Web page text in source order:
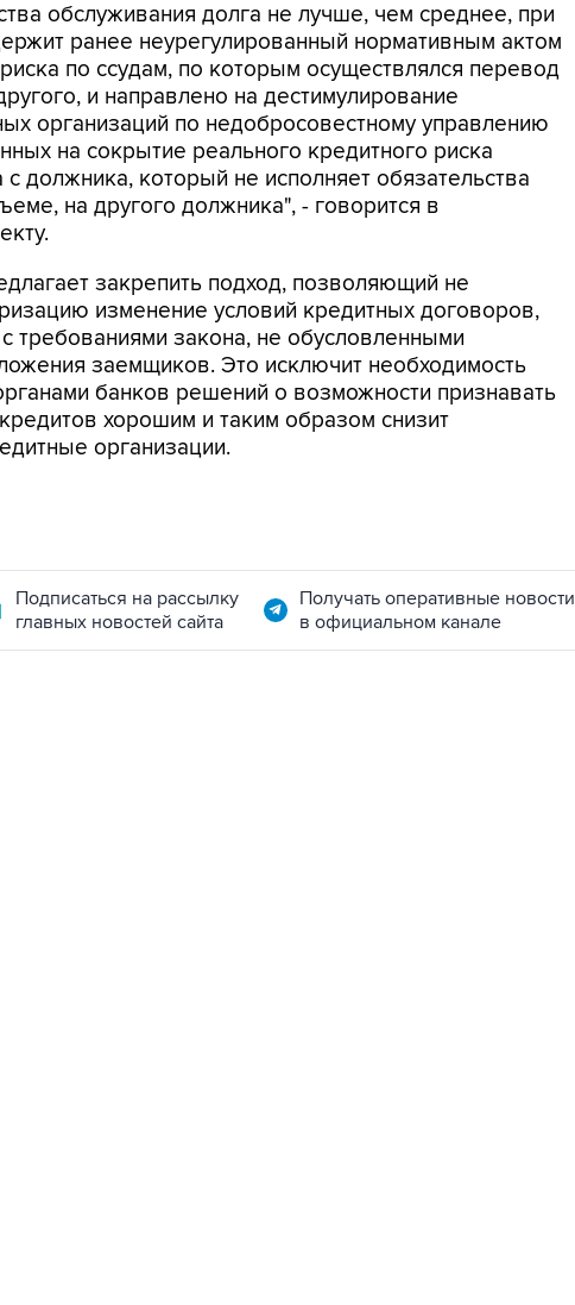
обслуживания долга не лучше, чем среднее, при
ранее неурегулированный нормативным актом
по ссудам, по которым осуществлялся перевод
и направлено на дестимулирование
организаций по недобросовестному управлению
на сокрытие реального кредитного риска
должника, который не исполняет обязательства
на другого должника", - говорится в
закрепить подход, позволяющий не
изменение условий кредитных договоров,
требованиями закона, не обусловленными
заемщиков. Это исключит необходимость
банков решений о возможности признавать
хорошим и таким образом снизит
организации.
Подписаться на рассылку
главных новостей сайта
Получать оперативные новости
в официальном канале